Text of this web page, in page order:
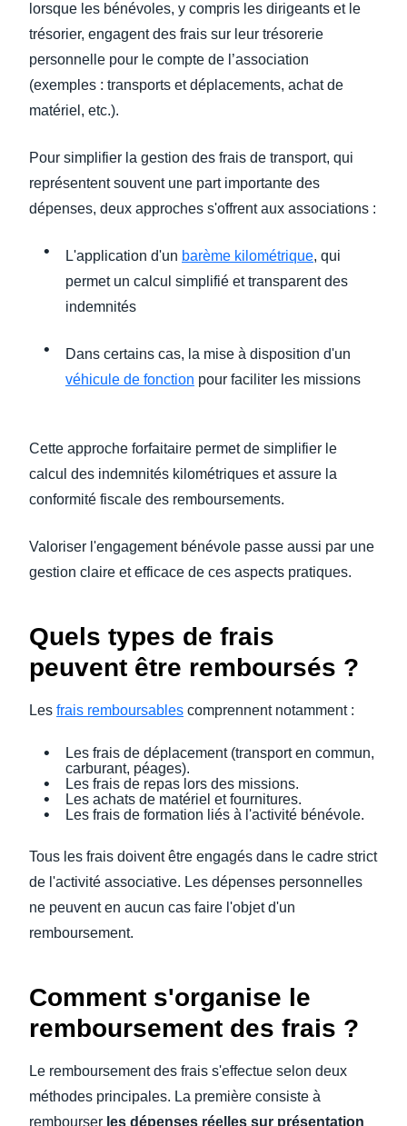
lorsque les bénévoles, y compris les dirigeants et le
trésorier, engagent des frais sur leur trésorerie
personnelle pour le compte de l’association
(exemples : transports et déplacements, achat de
matériel, etc.).
Pour simplifier la gestion des frais de transport, qui
représentent souvent une part importante des
dépenses, deux approches s'offrent aux associations :
L'application d'un barème kilométrique, qui
permet un calcul simplifié et transparent des
indemnités
Dans certains cas, la mise à disposition d'un
véhicule de fonction pour faciliter les missions
Cette approche forfaitaire permet de simplifier le
calcul des indemnités kilométriques et assure la
conformité fiscale des remboursements.
Valoriser l'engagement bénévole passe aussi par une
gestion claire et efficace de ces aspects pratiques.
Quels types de frais
peuvent être remboursés ?
Les frais remboursables comprennent notamment :
Les frais de déplacement (transport en commun,
carburant, péages).
Les frais de repas lors des missions.
Les achats de matériel et fournitures.
Les frais de formation liés à l'activité bénévole.
Tous les frais doivent être engagés dans le cadre strict
de l'activité associative. Les dépenses personnelles
ne peuvent en aucun cas faire l'objet d'un
remboursement.
Comment s'organise le
remboursement des frais ?
Le remboursement des frais s'effectue selon deux
méthodes principales. La première consiste à
rembourser les dépenses réelles sur présentation